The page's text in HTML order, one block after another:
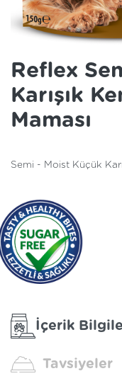
Reflex
Karışık
Maması
Semi - Moist Küçük
İçerik
Tavsiyeler